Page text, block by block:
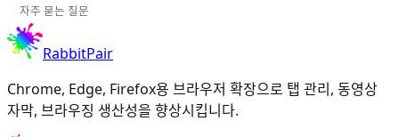
자주 묻는 질문
RabbitPair
Chrome, Edge, Firefox용 브라우저 확장으로 탭 관리, 동영상
자막, 브라우징 생산성을 향상시킵니다.